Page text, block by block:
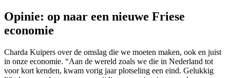
Opinie: op naar een nieuwe Friese
economie
Charda Kuipers over de omslag die we moeten maken, ook en juist
in onze economie. “Aan de wereld zoals we die in Nederland tot
voor kort kenden, kwam vorig jaar plotseling een eind. Gelukkig